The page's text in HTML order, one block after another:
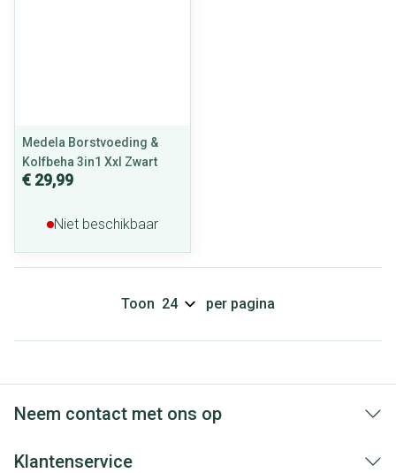
Medela Borstvoeding &
Kolfbeha 3in1 Xxl Zwart
€ 29,99
Niet beschikbaar
Toon per pagina
Neem contact met ons op
Klantenservice